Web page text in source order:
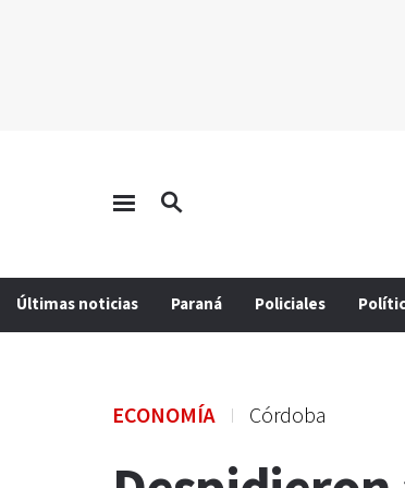
Últimas noticias Paraná Policiales
ECONOMÍA Córdoba